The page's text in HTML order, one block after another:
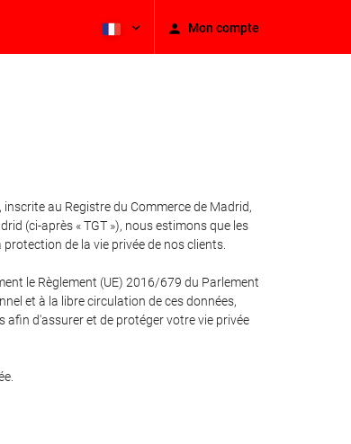
Mon compte
inscrite au Registre du Commerce de Madrid,
(ci-après « TGT »), nous estimons que les
de la vie privée de nos clients.
le Règlement (UE) 2016/679 du Parlement
et à la libre circulation de ces données,
afin d'assurer et de protéger votre vie privée